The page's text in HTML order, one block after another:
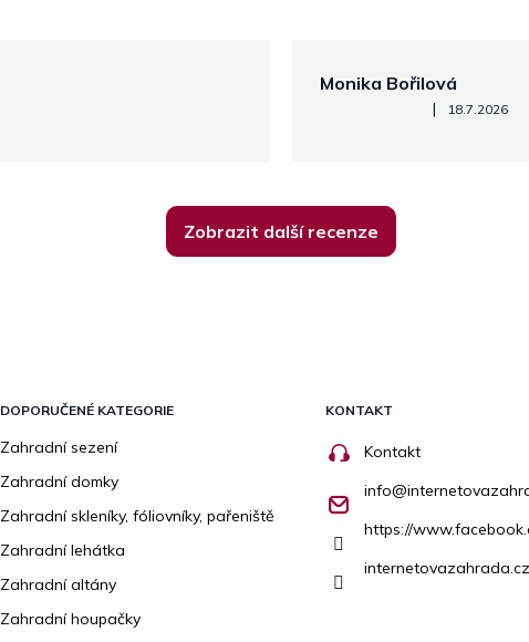
Monika Bořilová
Hodnocení obchodu je 5 z
| 18.7.2026
Zobrazit další recenze
DOPORUČENÉ KATEGORIE
Zahradní sezení
Zahradní domky
Zahradní skleníky, fóliovníky, pařeniště
Zahradní lehátka
Zahradní altány
Zahradní houpačky
KONTAKT
Kontakt
info@
https://